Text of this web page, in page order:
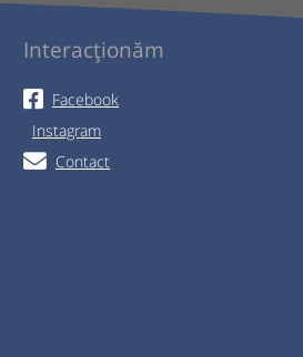
Interacționăm
Facebook
Instagram
Contact